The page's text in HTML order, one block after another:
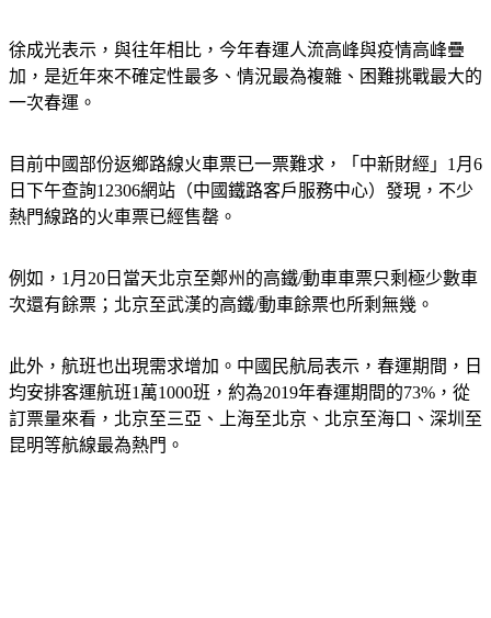
徐成光表示，與往年相比，今年春運人流高峰與疫情高峰疊
加，是近年來不確定性最多、情況最為複雜、困難挑戰最大的
一次春運。
目前中國部份返鄉路線火車票已一票難求，「中新財經」1月6
日下午查詢12306網站（中國鐵路客戶服務中心）發現，不少
熱門線路的火車票已經售罄。
例如，1月20日當天北京至鄭州的高鐵/動車車票只剩極少數車
次還有餘票；北京至武漢的高鐵/動車餘票也所剩無幾。
此外，航班也出現需求增加。中國民航局表示，春運期間，日
均安排客運航班1萬1000班，約為2019年春運期間的73%，從
訂票量來看，北京至三亞、上海至北京、北京至海口、深圳至
昆明等航線最為熱門。